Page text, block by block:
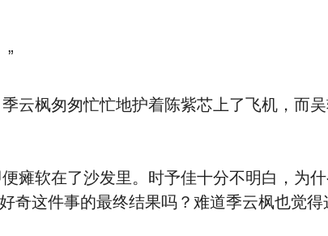
”
云枫匆匆忙忙地护着陈紫芯上了飞机，而
瘫软在了沙发里。时予佳十分不明白，为
奇这件事的最终结果吗？难道季云枫也觉得